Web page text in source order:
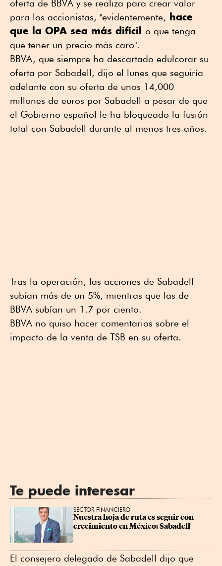
oferta de BBVA y se realiza para crear valor
para los accionistas, "evidentemente, hace
que la OPA sea más difícil o que tenga
que tener un precio más caro".
BBVA, que siempre ha descartado edulcorar su
oferta por Sabadell, dijo el lunes que seguiría
adelante con su oferta de unos 14,000
millones de euros por Sabadell a pesar de que
el Gobierno español le ha bloqueado la fusión
total con Sabadell durante al menos tres años.
Tras la operación, las acciones de Sabadell
subían más de un 5%, mientras que las de
BBVA subían un 1.7 por ciento.
BBVA no quiso hacer comentarios sobre el
impacto de la venta de TSB en su oferta.
Te puede interesar
SECTOR FINANCIERO
Nuestra hoja de ruta es seguir con
crecimiento en México: Sabadell
El consejero delegado de Sabadell dijo que